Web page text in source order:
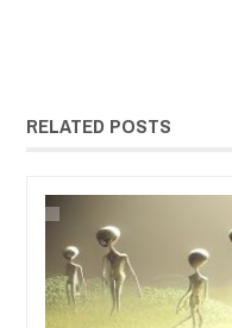
RELATED POSTS